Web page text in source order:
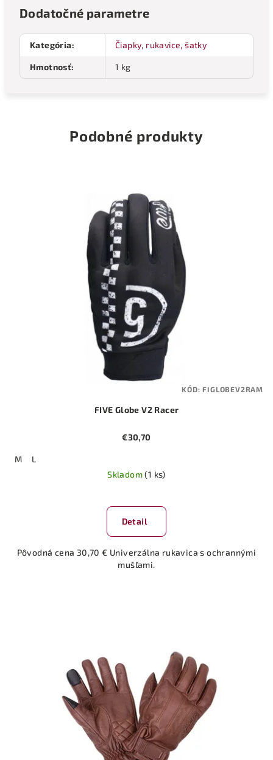
Dodatočné parametre
Kategória: Čiapky, rukavice, šatky
Hmotnosť: 1 kg
Podobné produkty
FIVE Globe V2 Racer
€30,70
M
L
Skladom(1 ks)
Detail
Pôvodná cena 30,70 € Univerzálna rukavica s ochrannými
mušľami.
KÓD:FIGLOBEV2RAM